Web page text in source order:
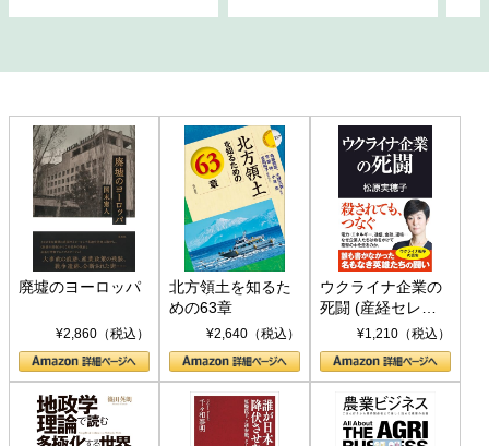
廃墟のヨーロッパ
¥2,860（税込）
北方領土を知るた
めの63章
¥2,640（税込）
ウクライナ企業の
死闘 (産経セレク
ト S 039)¥1,210（税込）